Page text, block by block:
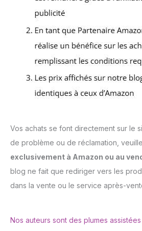
Vos achats se font directement sur le
de problème ou de réclamation,
exclusivement à Amazon ou au
blog ne fait que rediriger vers les
dans la vente ou le service après-
Nos auteurs sont des plumes